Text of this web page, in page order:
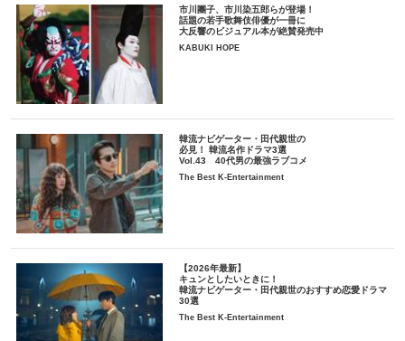
市川團子、市川染五郎らが登場！
話題の若手歌舞伎俳優が一冊に
大反響のビジュアル本が絶賛発売中
KABUKI HOPE
韓流ナビゲーター・田代親世の
必見！ 韓流名作ドラマ3選
Vol.43 40代男の最強ラブコメ
The Best K-Entertainment
【2026年最新】
キュンとしたいときに！
韓流ナビゲーター・田代親世のおすすめ恋愛ドラマ
30選
The Best K-Entertainment